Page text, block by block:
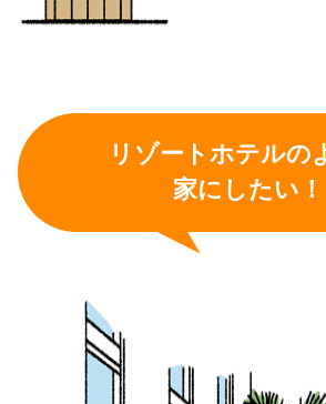
リゾートホテルの
家にしたい！